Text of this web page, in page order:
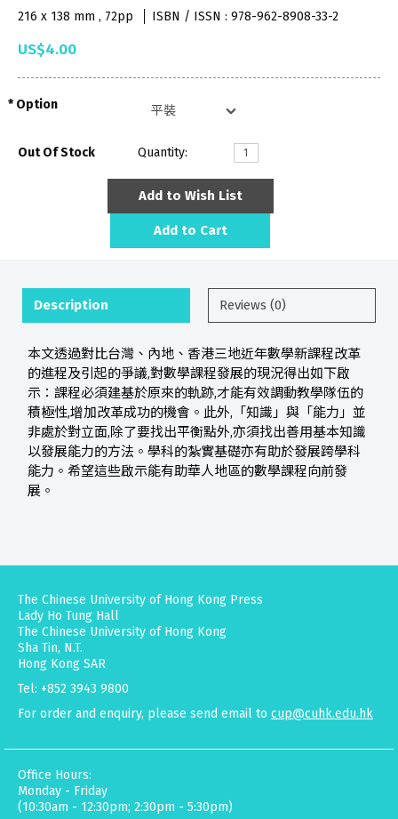
216 x 138 mm , 72pp
ISBN / ISSN : 978-962-8908-33-2
US$4.00
Option
Out Of Stock Quantity:
Add to Wish List
Add to Cart
Description Reviews (0)
本文透過對比台灣、內地、香港三地近年數學新課程改革
的進程及引起的爭議,對數學課程發展的現況得出如下啟
示：課程必須建基於原來的軌跡,才能有效調動教學隊伍的
積極性,增加改革成功的機會。此外,「知識」與「能力」並
非處於對立面,除了要找出平衡點外,亦須找出善用基本知識
以發展能力的方法。學科的紮實基礎亦有助於發展跨學科
能力。希望這些啟示能有助華人地區的數學課程向前發
展。
The Chinese University of Hong Kong Press
Lady Ho Tung Hall
The Chinese University of Hong Kong
Sha Tin, N.T.
Hong Kong SAR
Tel: +852 3943 9800
For order and enquiry, please send email to cup@cuhk.edu.hk
Office Hours:
Monday - Friday
(10:30am - 12:30pm; 2:30pm - 5:30pm)